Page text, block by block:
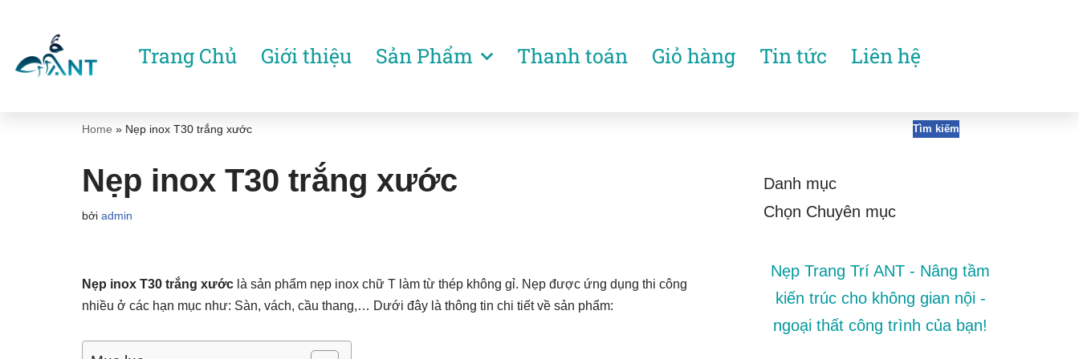
Chuyển
tới
Trang Chủ Giới thiệu Sản Phẩm Thanh toán Giỏ hàng Tin tức Liên hệ
Home » Nẹp inox T30 trắng xước
Nẹp inox T30 trắng xước
bởi admin
Nẹp inox T30 trắng xước là sản phẩm nẹp inox chữ T làm từ thép không gỉ. Nẹp được ứng dụng thi công
nhiều ở các hạn mục như: Sàn, vách, cầu thang,… Dưới đây là thông tin chi tiết về sản phẩm:
Tìm kiếm
Danh mục
Nẹp Trang Trí ANT - Nâng tầm
kiến trúc cho không gian nội -
ngoại thất công trình của bạn!